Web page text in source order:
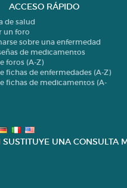
ACCESO RÁPIDO
de salud
un foro
sobre una enfermedad
de medicamentos
foros (A-Z)
fichas de enfermedades (A-Z)
fichas de medicamentos (A-
UNA CONSULTA